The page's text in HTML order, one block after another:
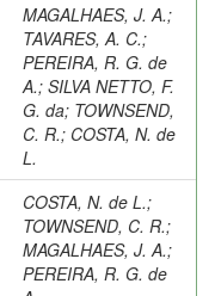
MAGALHAES, J. A.;
TAVARES, A. C.;
PEREIRA, R. G. de
A.; SILVA NETTO, F.
G. da; TOWNSEND,
C. R.; COSTA, N. de
L.
COSTA, N. de L.;
TOWNSEND, C. R.;
MAGALHAES, J. A.;
PEREIRA, R. G. de